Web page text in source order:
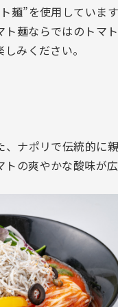
麺”を使用していま
麺ならではのトマ
みください。
ナポリで伝統的に
の爽やかな酸味が